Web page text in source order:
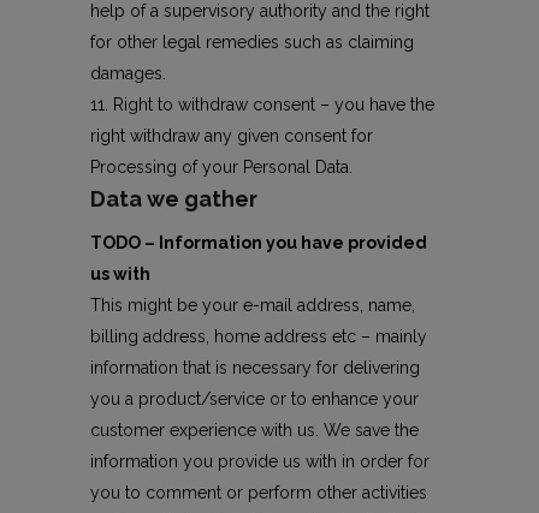
help of a supervisory authority and the right
for other legal remedies such as claiming
damages.
Right to withdraw consent – you have the
right withdraw any given consent for
Processing of your Personal Data.
Data we gather
TODO – Information you have provided
us with
This might be your e-mail address, name,
billing address, home address etc – mainly
information that is necessary for delivering
you a product/service or to enhance your
customer experience with us. We save the
information you provide us with in order for
you to comment or perform other activities